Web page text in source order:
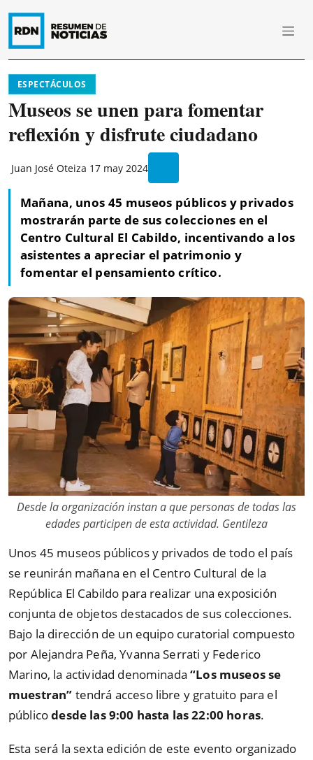
ESPECTÁCULOS
Museos se unen para fomentar
reflexión y disfrute ciudadano
Juan José Oteiza 17 may 2024
Mañana, unos 45 museos públicos y privados
mostrarán parte de sus colecciones en el
Centro Cultural El Cabildo, incentivando a los
asistentes a apreciar el patrimonio y
fomentar el pensamiento crítico.
Desde la organización instan a que personas de todas las
edades participen de esta actividad. Gentileza
Unos 45 museos públicos y privados de todo el país
se reunirán mañana en el Centro Cultural de la
República El Cabildo para realizar una exposición
conjunta de objetos destacados de sus colecciones.
Bajo la dirección de un equipo curatorial compuesto
por Alejandra Peña, Yvanna Serrati y Federico
Marino, la actividad denominada“Los museos se
muestran” tendrá acceso libre y gratuito para el
públicodesde las 9:00 hasta las 22:00 horas.
Esta será la sexta edición de este evento organizado